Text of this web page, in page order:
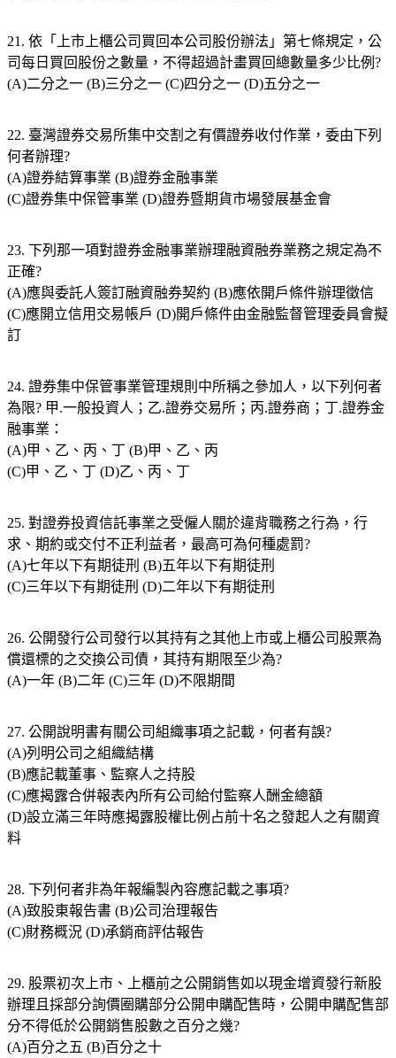
21. 依「上市上櫃公司買回本公司股份辦法」第七條規定，公
司每日買回股份之數量，不得超過計畫買回總數量多少比例?
(A)二分之一 (B)三分之一 (C)四分之一 (D)五分之一
22. 臺灣證券交易所集中交割之有價證券收付作業，委由下列
何者辦理?
(A)證券結算事業 (B)證券金融事業
(C)證券集中保管事業 (D)證券暨期貨市場發展基金會
23. 下列那一項對證券金融事業辦理融資融券業務之規定為不
正確?
(A)應與委託人簽訂融資融券契約 (B)應依開戶條件辦理徵信
(C)應開立信用交易帳戶 (D)開戶條件由金融監督管理委員會擬
訂
24. 證券集中保管事業管理規則中所稱之參加人，以下列何者
為限? 甲.一般投資人；乙.證券交易所；丙.證券商；丁.證券金
融事業：
(A)甲、乙、丙、丁 (B)甲、乙、丙
(C)甲、乙、丁 (D)乙、丙、丁
25. 對證券投資信託事業之受僱人關於違背職務之行為，行
求、期約或交付不正利益者，最高可為何種處罰?
(A)七年以下有期徒刑 (B)五年以下有期徒刑
(C)三年以下有期徒刑 (D)二年以下有期徒刑
26. 公開發行公司發行以其持有之其他上市或上櫃公司股票為
償還標的之交換公司債，其持有期限至少為?
(A)一年 (B)二年 (C)三年 (D)不限期間
27. 公開說明書有關公司組織事項之記載，何者有誤?
(A)列明公司之組織結構
(B)應記載董事、監察人之持股
(C)應揭露合併報表內所有公司給付監察人酬金總額
(D)設立滿三年時應揭露股權比例占前十名之發起人之有關資
料
28. 下列何者非為年報編製內容應記載之事項?
(A)致股東報告書 (B)公司治理報告
(C)財務概況 (D)承銷商評估報告
29. 股票初次上市、上櫃前之公開銷售如以現金增資發行新股
辦理且採部分詢價圈購部分公開申購配售時，公開申購配售部
分不得低於公開銷售股數之百分之幾?
(A)百分之五 (B)百分之十